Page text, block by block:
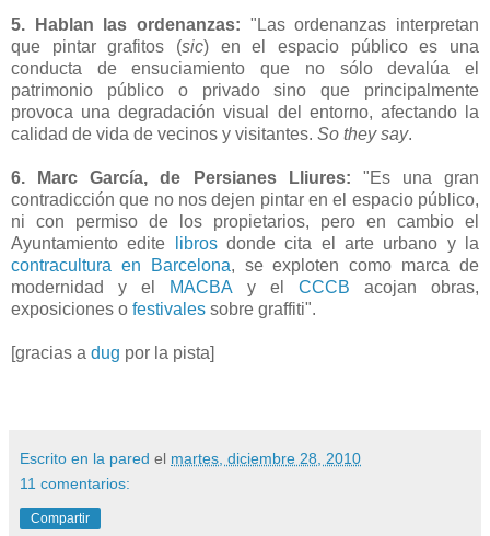
5. Hablan las ordenanzas: "Las ordenanzas interpretan
que pintar grafitos (sic) en el espacio público es una
conducta de ensuciamiento que no sólo devalúa el
patrimonio público o privado sino que principalmente
provoca una degradación visual del entorno, afectando la
calidad de vida de vecinos y visitantes. So they say.
6. Marc García, de Persianes Lliures: "Es una gran
contradicción que no nos dejen pintar en el espacio público,
ni con permiso de los propietarios, pero en cambio el
Ayuntamiento edite
librosdonde cita el arte urbano y la
contracultura en Barcelona, se exploten como marca de
modernidad y el MACBA y el CCCB acojan obras,
exposiciones o festivales sobre graffiti".
[gracias a dug por la pista]
Escrito en la pared el martes, diciembre 28, 2010
11 comentarios:
Compartir